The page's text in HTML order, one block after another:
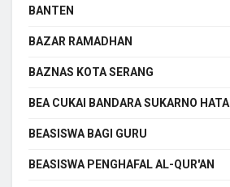
BANTEN
BAZAR RAMADHAN
BAZNAS KOTA SERANG
BEA CUKAI BANDARA SUKARNO HATA
BEASISWA BAGI GURU
BEASISWA PENGHAFAL AL-QUR'AN